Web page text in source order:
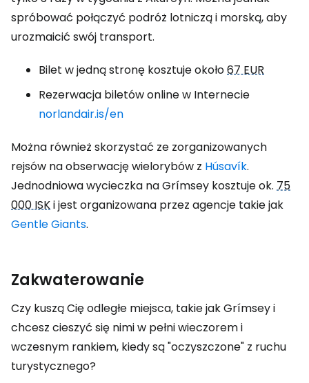
spróbować połączyć podróż lotniczą i morską, aby
urozmaicić swój transport.
Bilet w jedną stronę kosztuje około67 EUR
Rezerwacja biletów online w Internecie
norlandair.is/en
Można również skorzystać ze zorganizowanych
rejsów na obserwację wielorybów z Húsavík.
Jednodniowa wycieczka na Grímsey kosztuje ok. 75
000 ISKi jest organizowana przez agencje takie jak
Gentle Giants.
Zakwaterowanie
Czy kuszą Cię odległe miejsca, takie jak Grímsey i
chcesz cieszyć się nimi w pełni wieczorem i
wczesnym rankiem, kiedy są "oczyszczone" z ruchu
turystycznego?